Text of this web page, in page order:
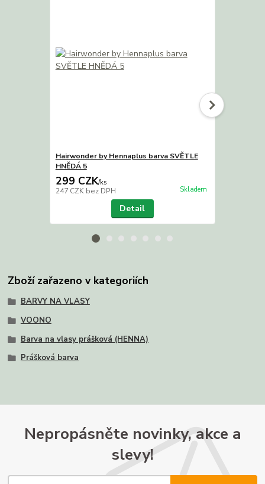
Hairwonder by Hennaplus barva SVĚTLE
HNĚDÁ 5
299 CZK/ks
247 CZK bez DPH Skladem
Detail
Zboží zařazeno v kategoriích
BARVY NA VLASY
VOONO
Barva na vlasy prášková (HENNA)
Prášková barva
Nepropásněte novinky, akce a
slevy!